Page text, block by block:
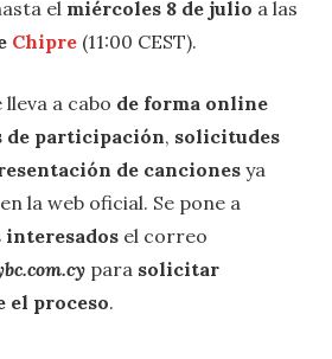
el miércoles 8 de julio a las
Chipre (11:00 CEST).
a cabo de forma online
de participación, solicitudes
de canciones ya
en la web oficial. Se pone a
interesados el correo
para solicitar
el proceso.